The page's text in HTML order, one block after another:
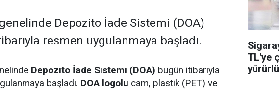
Depozito İade Sistemi (DOA)
resmen uygulanmaya başladı.
Depozito İade Sistemi (DOA) bugün itibarıyla
başladı. DOA logolu cam, plastik (PET) ve
TL'ye